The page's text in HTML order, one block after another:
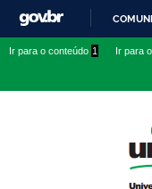
Ir para o conteúdo 1 Ir para